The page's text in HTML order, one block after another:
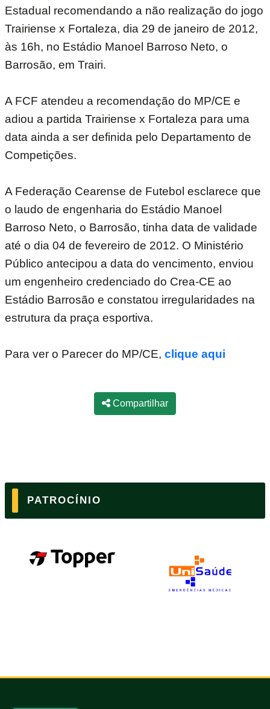
Estadual recomendando a não realização do jogo
Trairiense x Fortaleza, dia 29 de janeiro de 2012,
às 16h, no Estádio Manoel Barroso Neto, o
Barrosão, em Trairi.
A FCF atendeu a recomendação do MP/CE e
adiou a partida Trairiense x Fortaleza para uma
data ainda a ser definida pelo Departamento de
Competições.
A Federação Cearense de Futebol esclarece que
o laudo de engenharia do Estádio Manoel
Barroso Neto, o Barrosão, tinha data de validade
até o dia 04 de fevereiro de 2012. O Ministério
Público antecipou a data do vencimento, enviou
um engenheiro credenciado do Crea-CE ao
Estádio Barrosão e constatou irregularidades na
estrutura da praça esportiva.
Para ver o Parecer do MP/CE, clique aqui
Compartilhar
PATROCÍNIO